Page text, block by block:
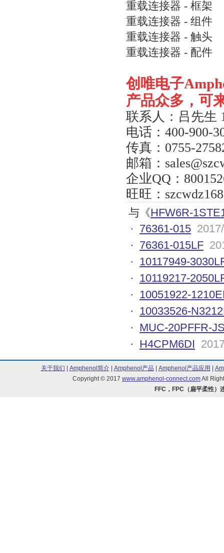
重载连接器 - 框架
重载连接器 - 组件
重载连接器 - 触头
重载连接器 - 配件
创唯电子
产品众多，可
联系人：吕先生
电话： 400-900-
传真： 0755-
邮箱：
企业QQ ：
旺旺：
与《HFW6R-
· 76361-015
· 76361-015LF
· 10117949-
· 10119217-
· 10051922-
· 10033526-
· MUC-20PFFR-
· H4CPM6DI
关于我们 Amphenol简介| Amphenol产品 Amphenol产品应用
Copyright © 2017 www.amphenol-connect.comAll
FFC，FPC（扁平柔性）